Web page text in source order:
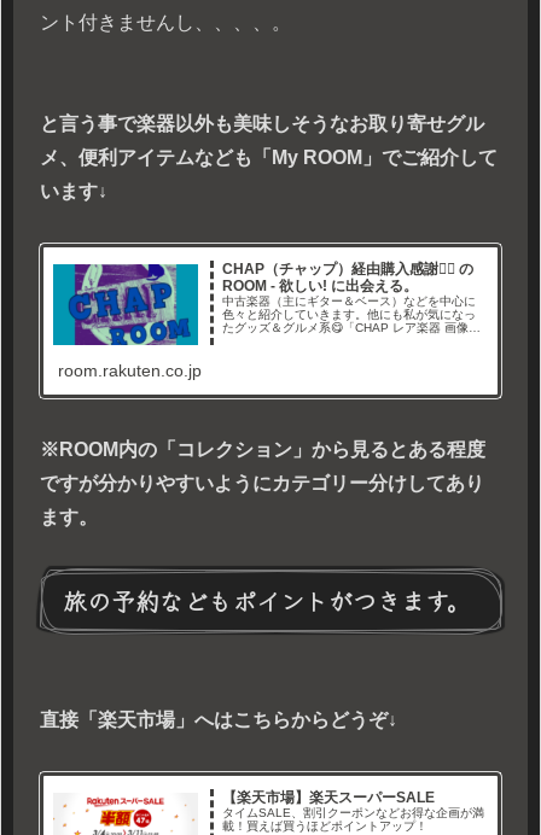
ント付きませんし、、、、。
と言う事で楽器以外も美味しそうなお取り寄せグル
メ、便利アイテムなども「My ROOM」でご紹介して
います↓
CHAP（チャップ）経由購入感謝🙇‍♂ の
ROOM - 欲しい! に出会える。
中古楽器（主にギター＆ベース）などを中心に
色々と紹介していきます。他にも私が気になっ
たグッズ＆グルメ系😋「CHAP レア楽器 画像倉
room.rakuten.co.jp
※ROOM内の「コレクション」から見るとある程度
ですが分かりやすいようにカテゴリー分けしてあり
ます。
旅の予約などもポイントがつきます。
直接「楽天市場」へはこちらからどうぞ↓
【楽天市場】楽天スーパーSALE
タイムSALE、割引クーポンなどお得な企画が満
載！買えば買うほどポイントアップ！